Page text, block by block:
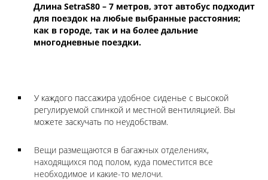
Длина SetraS80 – 7 метров, этот автобус подходит
для поездок на любые выбранные расстояния;
как в городе, так и на более дальние
многодневные поездки.
У каждого пассажира удобное сиденье с высокой
регулируемой спинкой и местной вентиляцией. Вы
можете заскучать по неудобствам.
Вещи размещаются в багажных отделениях,
находящихся под полом, куда поместится все
необходимое и какие-то мелочи.